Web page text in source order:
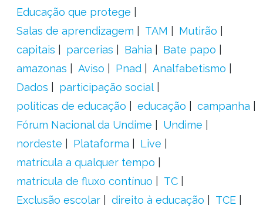
Educação que protege
Salas de aprendizagem
TAM
Mutirão
capitais
parcerias Bahia
Bate papo
amazonas
Aviso Pnad
Analfabetismo
Dados
participação social
políticas de educação
educação
campanha
Fórum Nacional da Undime
Undime
nordeste
Plataforma
Live
matrícula a qualquer tempo
matrícula de fluxo contínuo
TC
Exclusão escolar
direito à educação
TCE